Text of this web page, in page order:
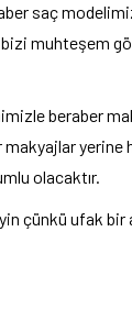
saç
muhteşem
beraber
makyajlar
olacaktır.
çünkü ufak